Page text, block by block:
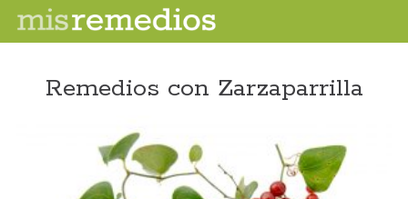
Remedios con Zarzaparrilla